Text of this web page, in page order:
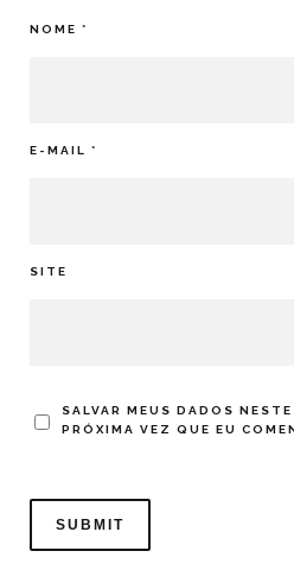
NOME *
E-MAIL *
SITE
SALVAR MEUS DADOS
PRÓXIMA VEZ QUE EU